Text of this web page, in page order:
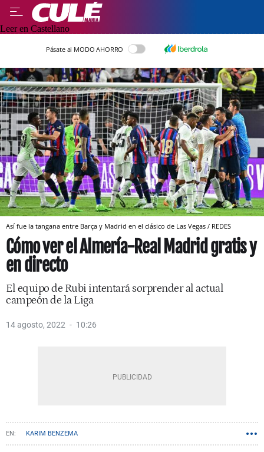
Leer en Castellano
Pásate al MODO AHORRO
Así fue la tangana entre Barça y Madrid en el clásico de Las Vegas / REDES
Cómo ver el Almería-Real Madrid gratis y
en directo
El equipo de Rubi intentará sorprender al actual
campeón de la Liga
14 agosto, 2022 10:26
KARIM BENZEMA